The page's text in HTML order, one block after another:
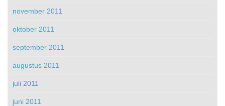
november 2011
oktober 2011
september 2011
augustus 2011
juli 2011
juni 2011